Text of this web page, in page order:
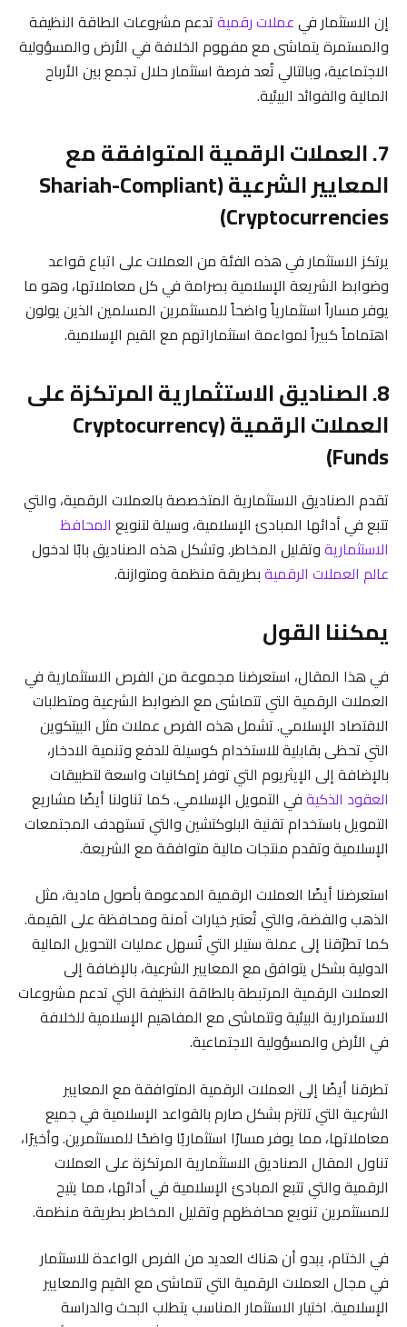
إن الاستثمار فيعملات رقميةتدعم مشروعات الطاقة النظيفة
والمستمرة يتماشى مع مفهوم الخلافة في الأرض والمسؤولية
الاجتماعية، وبالتالي تُعد فرصة استثمار حلال تجمع بين الأرباح
المالية والفوائد البيئية.
7. العملات الرقمية المتوافقة مع
المعايير الشرعية (Shariah-Compliant
Cryptocurrencies)
يرتكز الاستثمار في هذه الفئة من العملات على اتباع قواعد
وضوابط الشريعة الإسلامية بصرامة في كل معاملاتها، وهو ما
يوفر مساراً استثمارياً واضحاً للمستثمرين المسلمين الذين يولون
اهتماماً كبيراً لمواءمة استثماراتهم مع القيم الإسلامية.
8. الصناديق الاستثمارية المرتكزة على
العملات الرقمية (Cryptocurrency
Funds)
تقدم الصناديق الاستثمارية المتخصصة بالعملات الرقمية، والتي
تتبع في أدائها المبادئ الإسلامية، وسيلة لتنويع المحافظ
الاستثماريةوتقليل المخاطر. وتشكل هذه الصناديق بابًا لدخول
عالم العملات الرقميةبطريقة منظمة ومتوازنة.
يمكننا القول
في هذا المقال، استعرضنا مجموعة من الفرص الاستثمارية في
العملات الرقمية التي تتماشى مع الضوابط الشرعية ومتطلبات
الاقتصاد الإسلامي. تشمل هذه الفرص عملات مثل البيتكوين
التي تحظى بقابلية للاستخدام كوسيلة للدفع وتنمية الادخار،
بالإضافة إلى الإيثريوم التي توفر إمكانيات واسعة لتطبيقات
العقود الذكيةفي التمويل الإسلامي. كما تناولنا أيضًا مشاريع
التمويل باستخدام تقنية البلوكتشين والتي تستهدف المجتمعات
الإسلامية وتقدم منتجات مالية متوافقة مع الشريعة.
استعرضنا أيضًا العملات الرقمية المدعومة بأصول مادية، مثل
الذهب والفضة، والتي تُعتبر خيارات آمنة ومحافظة على القيمة.
كما تطرّقنا إلى عملة ستيلر التي تُسهل عمليات التحويل المالية
الدولية بشكل يتوافق مع المعايير الشرعية، بالإضافة إلى
العملات الرقمية المرتبطة بالطاقة النظيفة التي تدعم مشروعات
الاستمرارية البيئية وتتماشى مع المفاهيم الإسلامية للخلافة
في الأرض والمسؤولية الاجتماعية.
تطرقنا أيضًا إلى العملات الرقمية المتوافقة مع المعايير
الشرعية التي تلتزم بشكل صارم بالقواعد الإسلامية في جميع
معاملاتها، مما يوفر مسارًا استثماريًا واضحًا للمستثمرين. وأخيرًا،
تناول المقال الصناديق الاستثمارية المرتكزة على العملات
الرقمية والتي تتبع المبادئ الإسلامية في أدائها، مما يتيح
للمستثمرين تنويع محافظهم وتقليل المخاطر بطريقة منظمة.
في الختام، يبدو أن هناك العديد من الفرص الواعدة للاستثمار
في مجال العملات الرقمية التي تتماشى مع القيم والمعايير
الإسلامية. اختيار الاستثمار المناسب يتطلب البحث والدراسة